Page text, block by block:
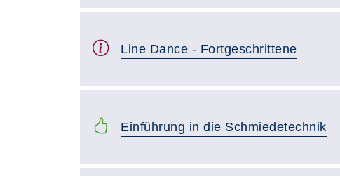
Line Dance - Fortgeschrittene
Einführung in die Schmiedetechnik